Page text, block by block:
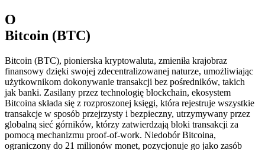
O
Bitcoin (BTC)
Bitcoin (BTC), pionierska kryptowaluta, zmieniła krajobraz
finansowy dzięki swojej zdecentralizowanej naturze, umożliwiając
użytkownikom dokonywanie transakcji bez pośredników, takich
jak banki. Zasilany przez technologię blockchain, ekosystem
Bitcoina składa się z rozproszonej księgi, która rejestruje wszystkie
transakcje w sposób przejrzysty i bezpieczny, utrzymywany przez
globalną sieć górników, którzy zatwierdzają bloki transakcji za
pomocą mechanizmu proof-of-work. Niedobór Bitcoina,
ograniczony do 21 milionów monet, pozycjonuje go jako zasób